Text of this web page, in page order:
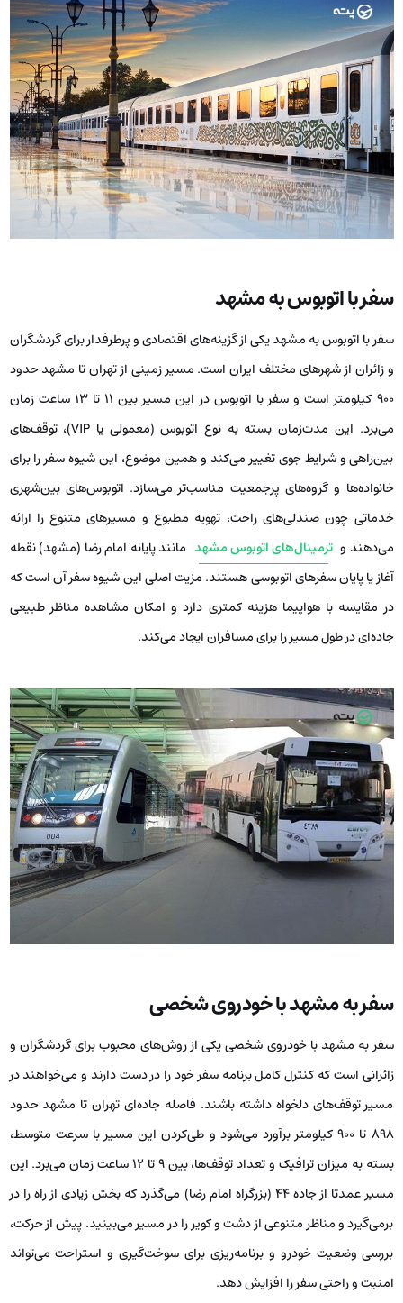
سفر با اتوبوس به مشهد
سفر با اتوبوس به مشهد یکی از گزینه‌های اقتصادی و پرطرفدار برای گردشگران
و زائران از شهرهای مختلف ایران است. مسیر زمینی از تهران تا مشهد حدود
۹۰۰ کیلومتر است و سفر با اتوبوس در این مسیر بین ۱۱ تا ۱۳ ساعت زمان
می‌برد. این مدت‌زمان بسته به نوع اتوبوس (معمولی یا VIP)، توقف‌های
بین‌راهی و شرایط جوی تغییر می‌کند و همین موضوع، این شیوه سفر را برای
خانواده‌ها و گروه‌های پرجمعیت مناسب‌تر می‌سازد. اتوبوس‌های بین‌شهری
خدماتی چون صندلی‌های راحت، تهویه مطبوع و مسیرهای متنوع را ارائه
می‌دهند و ترمینال‌های اتوبوس مشهد مانند پایانه امام رضا (مشهد) نقطه
آغاز یا پایان سفرهای اتوبوسی هستند. مزیت اصلی این شیوه سفر آن است که
در مقایسه با هواپیما هزینه کمتری دارد و امکان مشاهده مناظر طبیعی
جاده‌ای در طول مسیر را برای مسافران ایجاد می‌کند.
سفر به مشهد با خودروی شخصی
سفر به مشهد با خودروی شخصی یکی از روش‌های محبوب برای گردشگران و
زائرانی است که کنترل کامل برنامه سفر خود را در دست دارند و می‌خواهند در
مسیر توقف‌های دلخواه داشته باشند. فاصله جاده‌ای تهران تا مشهد حدود
۸۹۸ تا ۹۰۰ کیلومتر برآورد می‌شود و طی‌کردن این مسیر با سرعت متوسط،
بسته به میزان ترافیک و تعداد توقف‌ها، بین ۹ تا ۱۲ ساعت زمان می‌برد. این
مسیر عمدتا از جاده ۴۴ (بزرگراه امام رضا) می‌گذرد که بخش زیادی از راه را در
برمی‌گیرد و مناظر متنوعی از دشت و کویر را در مسیر می‌بینید. پیش از حرکت،
بررسی وضعیت خودرو و برنامه‌ریزی برای سوخت‌گیری و استراحت می‌تواند
امنیت و راحتی سفر را افزایش دهد.